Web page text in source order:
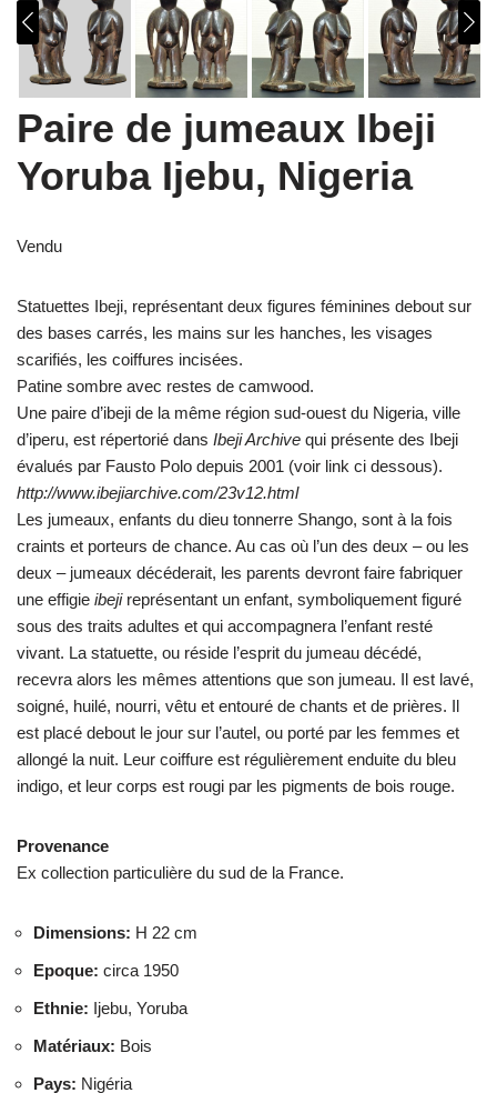
Paire de jumeaux Ibeji
Yoruba Ijebu, Nigeria
Vendu
Statuettes Ibeji, représentant deux figures féminines debout sur
des bases carrés, les mains sur les hanches, les visages
scarifiés, les coiffures incisées.
Patine sombre avec restes de camwood.
Une paire d’ibeji de la même région sud-ouest du Nigeria, ville
d’iperu, est répertorié dans Ibeji Archive qui présente des Ibeji
évalués par Fausto Polo depuis 2001 (voir link ci dessous).
http://www.ibejiarchive.com/23v12.html
Les jumeaux, enfants du dieu tonnerre Shango, sont à la fois
craints et porteurs de chance. Au cas où l’un des deux – ou les
deux – jumeaux décéderait, les parents devront faire fabriquer
une effigie ibejireprésentant un enfant, symboliquement figuré
sous des traits adultes et qui accompagnera l’enfant resté
vivant. La statuette, ou réside l’esprit du jumeau décédé,
recevra alors les mêmes attentions que son jumeau. Il est lavé,
soigné, huilé, nourri, vêtu et entouré de chants et de prières. Il
est placé debout le jour sur l’autel, ou porté par les femmes et
allongé la nuit. Leur coiffure est régulièrement enduite du bleu
indigo, et leur corps est rougi par les pigments de bois rouge.
Provenance
Ex collection particulière du sud de la France.
Dimensions: H 22 cm
Epoque: circa 1950
Ethnie: Ijebu, Yoruba
Matériaux: Bois
Pays: Nigéria